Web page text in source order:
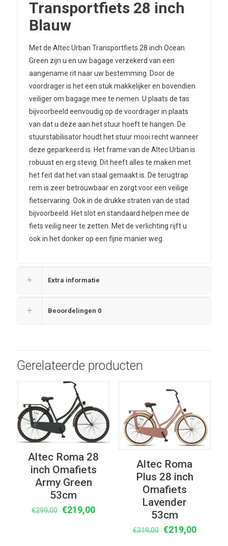
Transportfiets 28 inch
Blauw
Met de Altec Urban Transportfiets 28 inch Ocean
Green zijn u en uw bagage verzekerd van een
aangename rit naar uw bestemming. Door de
voordrager is het een stuk makkelijker en bovendien
veiliger om bagage mee te nemen. U plaats de tas
bijvoorbeeld eenvoudig op de voordrager in plaats
van dat u deze aan het stuur hoeft te hangen. De
stuurstabilisator houdt het stuur mooi recht wanneer
deze geparkeerd is. Het frame van de Altec Urban is
robuust en erg stevig. Dit heeft alles te maken met
het feit dat het van staal gemaakt is. De terugtrap
rem is zeer betrouwbaar en zorgt voor een veilige
fietservaring. Ook in de drukke straten van de stad
bijvoorbeeld. Het slot en standaard helpen mee de
fiets veilig neer te zetten. Met de verlichting rijft u
ook in het donker op een fijne manier weg.
Extra informatie
Beoordelingen 0
Gerelateerde producten
Altec Roma 28
inch Omafiets
Army Green
53cm
€299,00 Oorspronkelijke
€219,00Huidige
Altec Roma
Plus 28 inch
Omafiets
Lavender
53cm
€319,00 Oorspronkelijke
€219,00Huidige